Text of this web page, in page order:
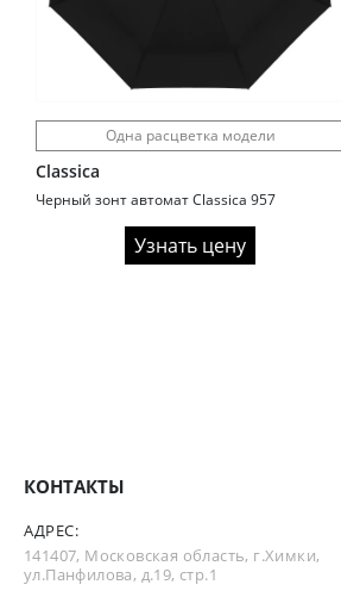
Одна расцветка модели
Classica
Черный зонт автомат Classica 957
Узнать цену
КОНТАКТЫ
АДРЕС:
141407, Московская область, г.Химки,
ул.Панфилова, д.19, стр.1